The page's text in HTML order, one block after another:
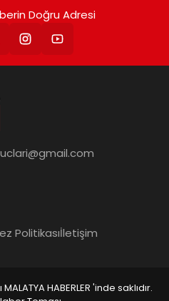
Doğru Adresi
Politikasıİletişim
HABERLER 'inde saklıdır.